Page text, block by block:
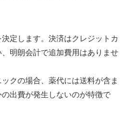
定します。決済はクレジットカ
明朗会計で追加費用はありませ
クの場合、薬代には送料が含ま
出費が発生しないのが特徴で